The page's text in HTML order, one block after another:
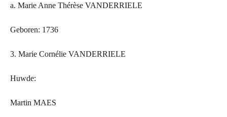
a. Marie Anne Thérèse VANDERRIELE
Geboren: 1736
3. Marie Cornélie VANDERRIELE
Huwde:
Martin MAES